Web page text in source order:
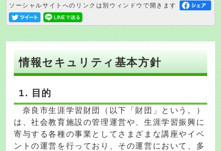
ソーシャルサイトへのリンクは別ウィンドウで開きます
情報セキュリティ基本方針
1. 目的
奈良市生涯学習財団（以下「財団」という。）
は、社会教育施設の管理運営や、生涯学習振興に
寄与する各種の事業としてさまざまな講座やイベ
ントの運営を行っており、その運営において、多